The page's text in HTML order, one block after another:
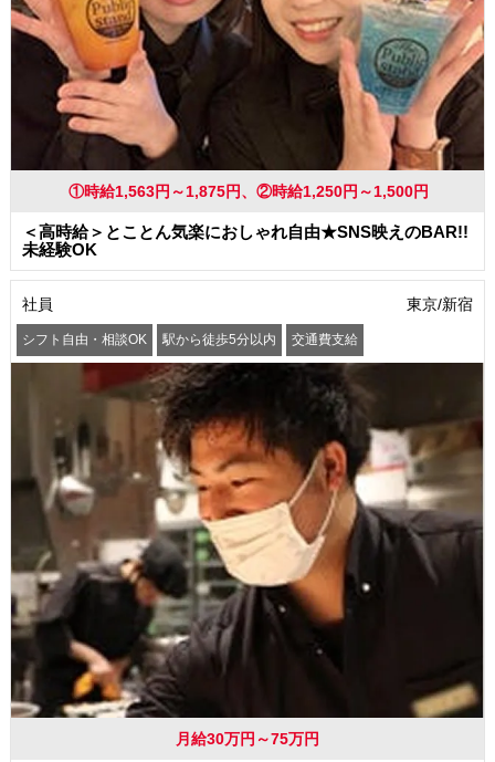
①時給1,563円～1,875円、②時給1,250円～1,500円
＜高時給＞とことん気楽におしゃれ自由★SNS映えのBAR!!
未経験OK
社員 東京/新宿
シフト自由・相談OK 駅から徒歩5分以内 交通費支給
月給30万円～75万円